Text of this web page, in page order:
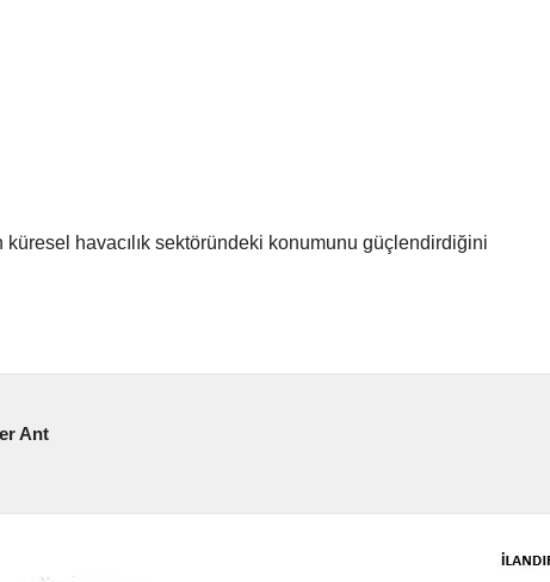
küresel havacılık sektöründeki konumunu güçlendirdiğini
Ant